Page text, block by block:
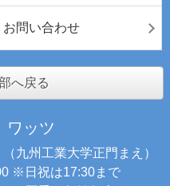
お問い合わせ
へ戻る
ッツ
九州工業大学正門まえ）
※日祝は17:30まで